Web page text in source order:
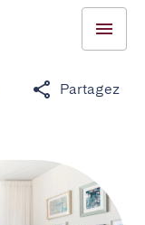
Partagez